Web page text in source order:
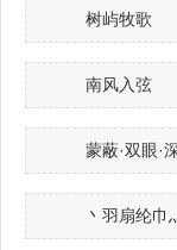
树屿牧歌
南风入弦
蒙蔽·双眼·
丶羽扇纶巾